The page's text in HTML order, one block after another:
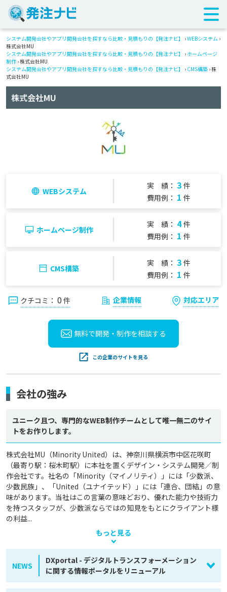
システム開発会社やアプリ開発会社を探すなら比較・見積もりの【発注ナビ】 ›WEBシステム ›
株式会社MU
システム開発会社やアプリ開発会社を探すなら比較・見積もりの【発注ナビ】
› ホームページ
制作 › 株式会社MU
システム開発会社やアプリ開発会社を探すなら比較・見積もりの【発注ナビ】
› CMS構築 › 株
式会社MU
株式会社MU
WEBシステム
実 績： 3 件
費用例： 1 件
ホームページ制作
実 績： 4件
費用例： 1 件
CMS構築
実 績： 3 件
費用例： 1 件
クチコミ： 0 件 企業情報 対応エリア
無料で開発・制作を相談する
この企業のサイトを見る
会社の強み
ユニーク且つ、専門的なWEB制作チームとして唯一無二のサイ
トをお作りします。
株式会社MU（Minority United）は、神奈川県横浜市中区花咲町
（最寄り駅：桜木町駅）に本社を置くデザイン・システム開発／制
作会社です。社名の「Minority（マイノリティ）」には「少数派、
少数民族」、「United（ユナイテッド）」には「連合、団結」の意
味があります。当社はこの言葉の意味どおり、優れた能力や技術力
を持つスタッフが、少数派ならではの知見をもとにクライアント様
の利益...
もっと見る
NEWS
DXportal - デジタルトランスフォーメーション
に関する情報ポータルをリニューアル